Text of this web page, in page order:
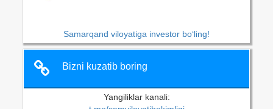
Samarqand viloyatiga investor bo‘ling!
Bizni kuzatib boring
Yangiliklar kanali: